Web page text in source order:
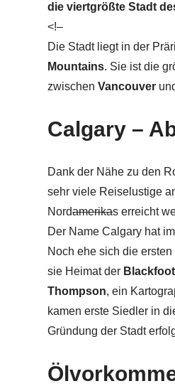
die viertgrößte Stadt
<!–
Die Stadt liegt in der
Mountains. Sie ist die
zwischenVancouver
Calgary –
Dank der Nähe zu den
sehr viele Reiselustige
Nordamerikas erreicht
Der Name Calgary hat
Noch ehe sich die
sie Heimat der
Thompson, ein
kamen erste Siedler in
Gründung der Stadt